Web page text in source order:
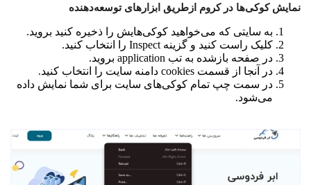
نمایش کوکی‌ها در کروم ازطریق ابزارهای توسعه‌دهنده
به سایتی که می‌خواهید کوکی‌هایش را ذخیره کنید بروید.
کلیک راست کنید و گزینه Inspect را انتخاب کنید.
در صفحه بازشده به تب application بروید.
در آنجا از قسمت cookies دامنه سایت را انتخاب کنید.
در سمت چپ تمام کوکی‌های سایت برای شما نمایش داده
می‌شود.